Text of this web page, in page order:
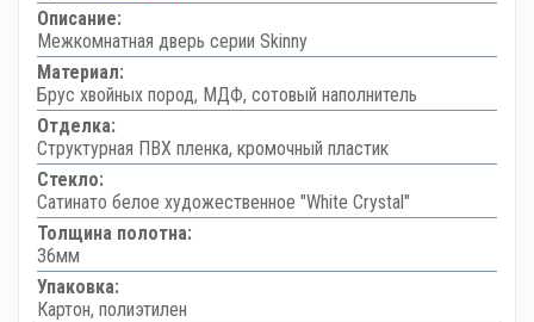
Описание:
Межкомнатная дверь серии Skinny
Материал:
Брус хвойных пород, МДФ, сотовый наполнитель
Отделка:
Структурная ПВХ пленка, кромочный пластик
Стекло:
Сатинато белое художественное "White Сrystal"
Толщина полотна:
36мм
Упаковка:
Картон, полиэтилен